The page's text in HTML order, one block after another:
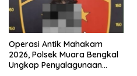
Operasi Antik Mahakam
2026, Polsek Muara Bengkal
Ungkap Penyalagunaan